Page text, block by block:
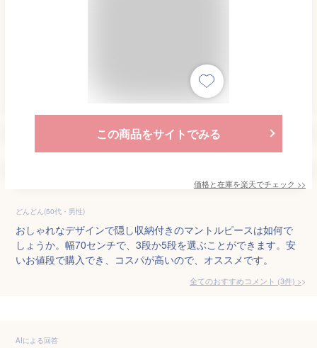
この商品をサイトでみる
価格と在庫を楽天でチェック >>
どんどん(50代・男性)
おしゃれなデザインで隠し収納付きのマントルピースは如何で
しょうか。幅70センチで、3段か5段を選ぶことができます。安
いお値段で購入でき、コスパが高いので、オススメです。
全てのおすすめコメント (3件) >
AIによる回答